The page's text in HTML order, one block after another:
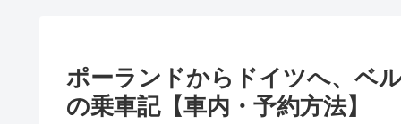
ポーランドからドイツへ、ベ
の乗車記【車内・予約方法】